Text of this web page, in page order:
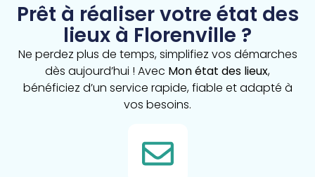
Prêt à réaliser votre état des
lieux à Florenville ?
Ne perdez plus de temps, simplifiez vos démarches
dès aujourd’hui ! Avec Mon état des lieux,
bénéficiez d’un service rapide, fiable et adapté à
vos besoins.